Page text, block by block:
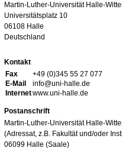
Martin-Luther-Universität Halle-
Universitätsplatz 10
06108 Halle
Deutschland
Kontakt
Fax
+49 (0)345 55 27 077
E-Mail
info@uni-halle.de
Internetwww.uni-halle.de
Postanschrift
Martin-Luther-Universität Halle-
(Adressat, z.B. Fakultät und/oder
06099 Halle (Saale)